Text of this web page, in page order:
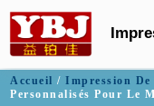
Accueil / Impression
Personnalisés Pour Le